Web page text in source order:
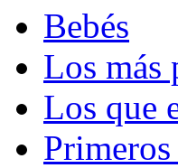
Bebés
Los más
Los que